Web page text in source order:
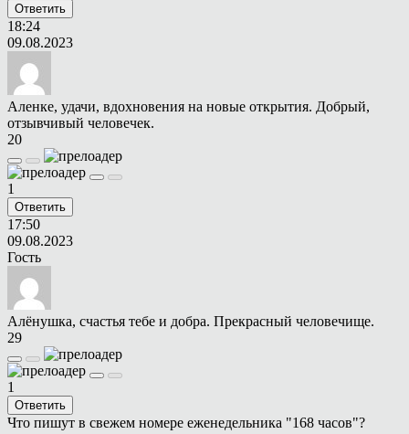
Ответить
18:24
09.08.2023
Аленке, удачи, вдохновения на новые открытия. Добрый,
отзывчивый человечек.
20
1
Ответить
17:50
09.08.2023
Гость
Алёнушка, счастья тебе и добра. Прекрасный человечище.
29
1
Ответить
Что пишут в свежем номере еженедельника "168 часов"?